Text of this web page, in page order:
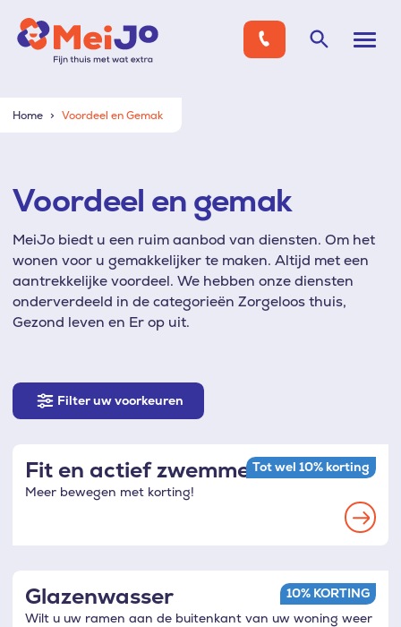
Home Voordeel en Gemak
Voordeel en gemak
MeiJo biedt u een ruim aanbod van diensten. Om het
wonen voor u gemakkelijker te maken. Altijd met een
aantrekkelijke voordeel. We hebben onze diensten
onderverdeeld in de categorieën Zorgeloos thuis,
Gezond leven en Er op uit.
Filter
uw
Filter uw voorkeuren
Fit en actief zwemmen
Meer bewegen met korting!
Read
Tot wel 10% korting
Glazenwasser
Wilt u uw ramen aan de buitenkant van uw woning weer
10% KORTING